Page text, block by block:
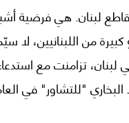
لبنان. هي فرضية
من اللبنانيين، لا
تزامنت مع